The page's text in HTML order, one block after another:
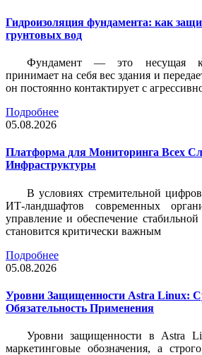
Гидроизоляция фундамента: как
грунтовых вод
Фундамент — это несущая
принимает на себя вес здания и
он постоянно контактирует с
Подробнее
05.08.2026
Платформа для Мониторинга Всех
Инфраструктуры
В условиях стремительной
ИТ-ландшафтов современных
управление и обеспечение
становится критически важным
Подробнее
05.08.2026
Уровни Защищенности Astra Linux:
Обязательность Применения
Уровни защищенности в Astra
маркетинговые обозначения, а